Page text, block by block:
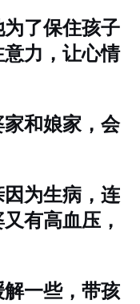
了保住孩子
力，让心情
和娘家，会
为生病，连
有高血压，
一些，带孩